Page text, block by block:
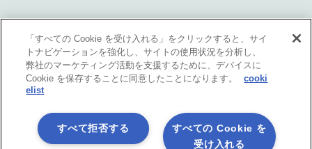
サポート
サポート情報
「すべての Cookie を受け入れる」をクリックすると、サイ
トナビゲーションを強化し、サイトの使用状況を分析し、
弊社のマーケティング活動を支援するために、デバイスに
Cookie を保存することに同意したことになります。
cooki
elist
すべての Cookie を
受け入れる
すべて拒否する